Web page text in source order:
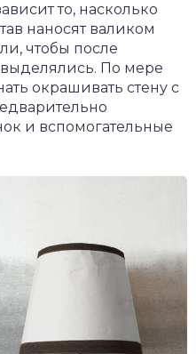
то, насколько
наносят валиком
чтобы после
По мере
окрашивать стену с
и вспомогательные